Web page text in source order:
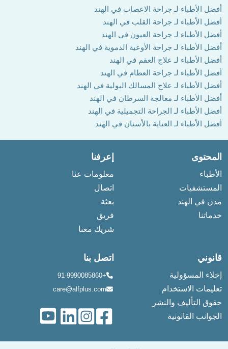
أفضل الأطباء لـ جراحة الاعصاب في الهند
أفضل الأطباء لـ جراحة القلب في الهند
أفضل الأطباء لـ جراحة العيون في الهند
أفضل الأطباء لـ جراحة الأوعية الدموية في الهند
أفضل الأطباء لـ علاج العقم في الهند
أفضل الأطباء لـ جراحة العظام في الهند
أفضل الأطباء لـ علاج المسالك البولية في الهند
أفضل الأطباء لـ معالجة السرطان في الهند
أفضل الأطباء لـ الجراحة التجميلية في الهند
أفضل الأطباء لـ العناية بالأسنان في الهند
المحتوى
الأطباء
المستشفيات
مدن في الهند
خدماتنا
إعرفنا
معلومات عنا
اتصال
بعثة
فريق
شريك معنا
قانوني
إخلاء المسؤولية
تعليمات الاستخدام
حقوق التأليف والنشر
الجوانب القانونية
اتصل بنا
+91-9990085860
care@alfplus.com